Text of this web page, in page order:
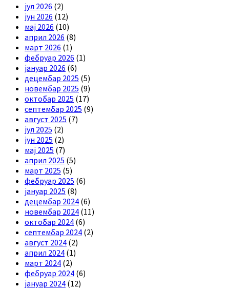
јул 2026 (2)
јун 2026 (12)
мај 2026 (10)
април 2026 (8)
март 2026 (1)
фебруар 2026 (1)
јануар 2026 (6)
децембар 2025 (5)
новембар 2025 (9)
октобар 2025 (17)
септембар 2025 (9)
август 2025 (7)
јул 2025 (2)
јун 2025 (2)
мај 2025 (7)
април 2025 (5)
март 2025 (5)
фебруар 2025 (6)
јануар 2025 (8)
децембар 2024 (6)
новембар 2024 (11)
октобар 2024 (6)
септембар 2024 (2)
август 2024 (2)
април 2024 (1)
март 2024 (2)
фебруар 2024 (6)
јануар 2024 (12)